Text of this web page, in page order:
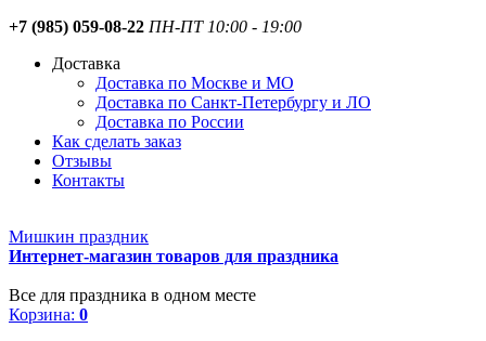
+7 (985) 059-08-22 ПН-ПТ 10:00 - 19:00
Доставка
Доставка по Москве и МО
Доставка по Санкт-Петербургу и ЛО
Доставка по России
Как сделать заказ
Отзывы
Контакты
Мишкин праздник
Интернет-магазин товаров для праздника
Все для праздника в одном месте
Корзина: 0